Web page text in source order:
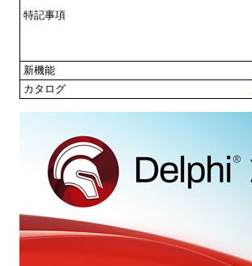
特記事項
新機能
カタログ